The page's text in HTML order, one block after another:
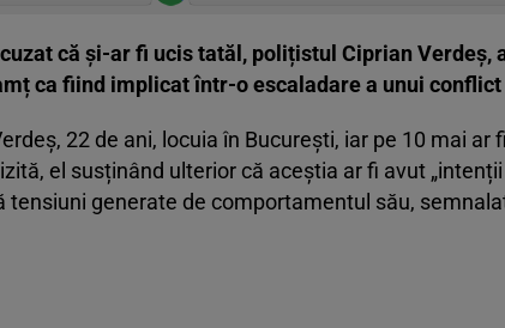
că și-ar fi ucis tatăl, polițistul Ciprian Verdeș,
ca fiind implicat într-o escaladare a unui
22 de ani, locuia în București, iar pe 10 mai ar
el susținând ulterior că aceștia ar fi avut „intenții
tensiuni generate de comportamentul său,